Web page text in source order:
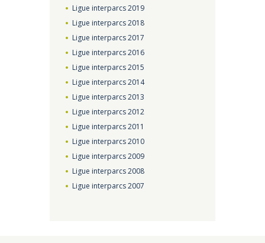
Ligue interparcs 2019
Ligue interparcs 2018
Ligue interparcs 2017
Ligue interparcs 2016
Ligue interparcs 2015
Ligue interparcs 2014
Ligue interparcs 2013
Ligue interparcs 2012
Ligue interparcs 2011
Ligue interparcs 2010
Ligue interparcs 2009
Ligue interparcs 2008
Ligue interparcs 2007